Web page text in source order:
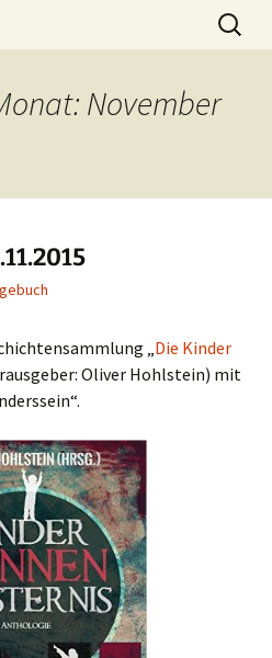
der Geschichten
November
„Die Kinder
Oliver Hohlstein) mit